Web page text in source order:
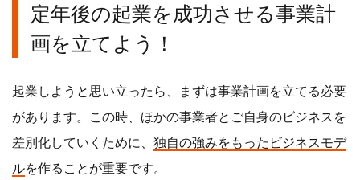
定年後の起業を成功させる事業計
画を立てよう！
起業しようと思い立ったら、まずは事業計画を立てる必要
があります。この時、ほかの事業者とご自身のビジネスを
差別化していくために、 独自の強みをもったビジネスモデ
ルを作ることが重要です。